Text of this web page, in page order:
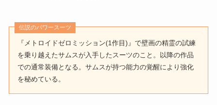
伝説のパワースーツ
『メトロイドゼロミッション(1作目)』で壁画の精霊の試練
を乗り越えたサムスが入手したスーツのこと。以降の作品
での通常装備となる。サムスが持つ能力の覚醒により強化
を秘めている。